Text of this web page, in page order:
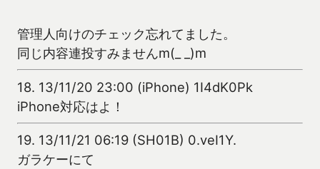
管理人向けのチェック忘れてました。
同じ内容連投すみませんm(_ _)m
18. 13/11/20 23:00 (iPhone) 1I4dK0Pk
iPhone対応はよ！
19. 13/11/21 06:19 (SH01B) 0.veI1Y.
ガラケーにて